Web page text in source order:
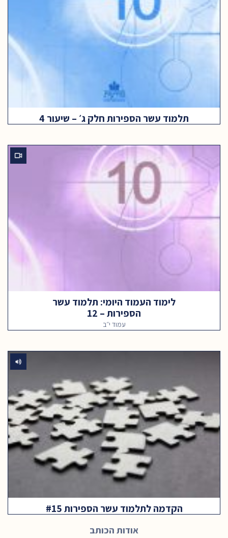
תלמוד עשר הספירות חלק ג׳ – שיעור 4
לימוד העמוד היומי: תלמוד עשר
הספירות – 12
עמוד י״ב
הקדמה לתלמוד עשר הספירות #15
אודות הכותב